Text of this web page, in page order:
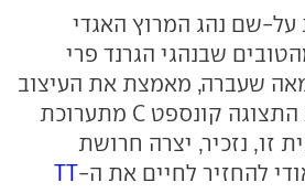
על-שם נהג המרוץ האגדי
שבנהגי הגרנד פרי
30 של המאה שעברה, מאמצת את העיצוב
החדשני של מכונית התצוגה קונספט C מתערוכת
זו, נזכיר, יצרה חרושת
להחזיר לחיים את ה-TT